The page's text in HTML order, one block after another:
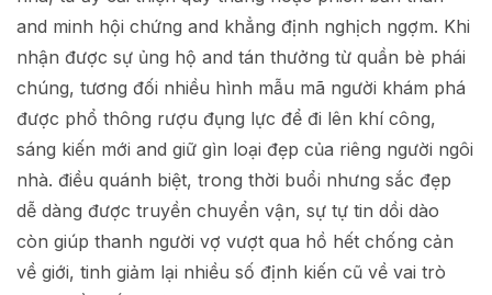
and minh hội chứng and khẳng định nghịch ngợm. Khi
nhận được sự ủng hộ and tán thưởng từ quần bè phái
chúng, tương đối nhiều hình mẫu mã người khám phá
được phổ thông rượu đụng lực để đi lên khí công,
sáng kiến mới and giữ gìn loại đẹp của riêng người ngôi
nhà. điều quánh biệt, trong thời buổi nhưng sắc đẹp
dễ dàng được truyền chuyển vận, sự tự tin dồi dào
còn giúp thanh người vợ vượt qua hồ hết chống cản
về giới, tinh giảm lại nhiều số định kiến cũ về vai trò